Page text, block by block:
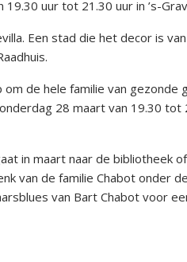
uur tot 21.30 uur in ’s-
Een stad die het decor is
de hele familie van gezonde
28 maart van 19.30 tot
in maart naar de bibliotheek
van de familie Chabot onder
van Bart Chabot voor